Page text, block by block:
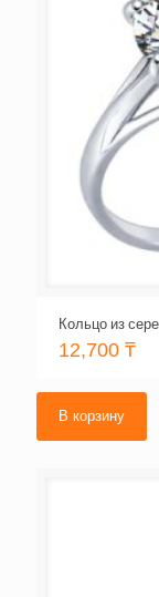
Кольцо из
12,700 ₸
В корзину